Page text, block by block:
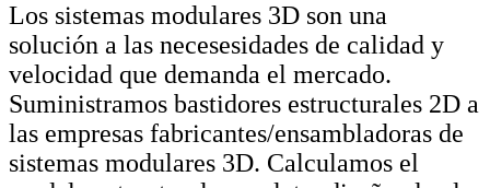
Los sistemas modulares 3D son una
solución a las necesesidades de calidad y
velocidad que demanda el mercado.
Suministramos bastidores estructurales 2D a
las empresas fabricantes/ensambladoras de
sistemas modulares 3D. Calculamos el